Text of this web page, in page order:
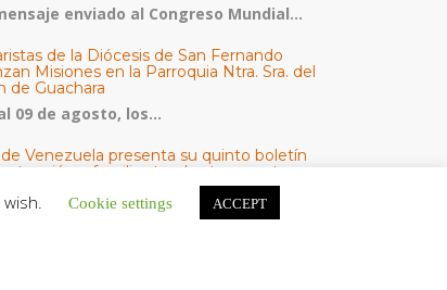
enviado al Congreso Mundial...
de la Diócesis de San Fernando
Misiones en la Parroquia Ntra. Sra. del
de Guachara
09 de agosto, los...
de Venezuela presenta su quinto boletín
atención a familias tras los terremotos
de Venezuela publicó este martes 4...
Cookie settings ACCEPT